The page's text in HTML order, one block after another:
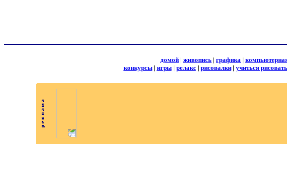
домой | живопись | графика |
конкурсы| игры| релакс| рисовалки| учиться рисовать